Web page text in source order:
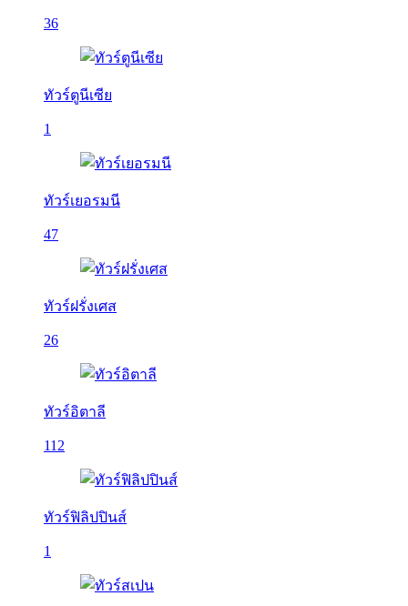
36
ทัวร์ตูนีเซีย
1
ทัวร์เยอรมนี
47
ทัวร์ฝรั่งเศส
26
ทัวร์อิตาลี
112
ทัวร์ฟิลิปปินส์
1